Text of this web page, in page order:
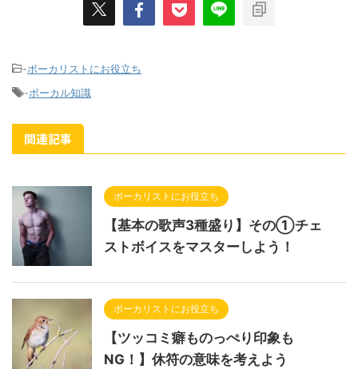
-ボーカリストにお役立ち
-ボーカル知識
関連記事
ボーカリストにお役立ち
【基本の歌声3種盛り】その①チェ
ストボイスをマスターしよう！
ボーカリストにお役立ち
【ツッコミ癖ものっぺり印象も
NG！】休符の意味を考えよう